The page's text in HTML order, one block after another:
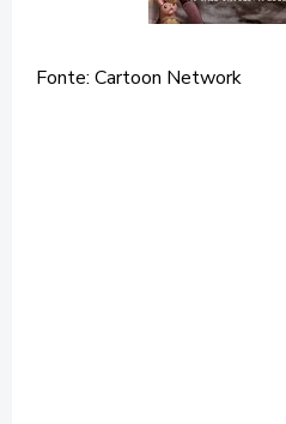
Fonte: Cartoon Network